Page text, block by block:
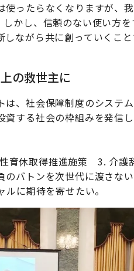
ったらなくなりますが、
かし、信頼のない使い方
ながら共に創っていくこ
の救世主に
、社会保障制度のシステ
する社会の枠組みを発信
育休取得推進施策 3. 介護
バトンを次世代に渡さな
に期待を寄せたい。